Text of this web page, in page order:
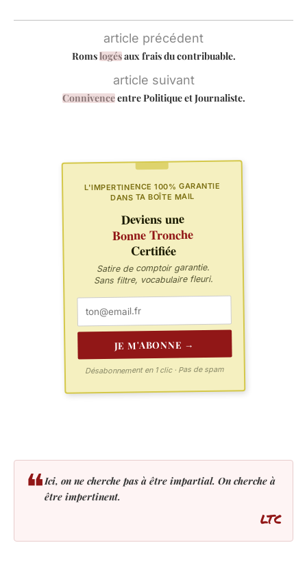
article précédent
Romslogésaux frais du contribuable.
article suivant
Connivenceentre Politique et Journaliste.
L'IMPERTINENCE 100% GARANTIE
DANS TA BOÎTE MAIL
Deviens une
Bonne Tronche
Certifiée
Satire de comptoir garantie.
Sans filtre, vocabulaire fleuri.
JE M'ABONNE →
Désabonnement en 1 clic · Pas de spam
❝Ici, on ne cherche pas à être impartial. On cherche à
être impertinent.
LTC